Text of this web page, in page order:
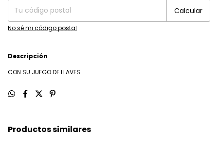
Calcular
No sé mi código postal
Descripción
CON SU JUEGO DE LLAVES.
Productos similares